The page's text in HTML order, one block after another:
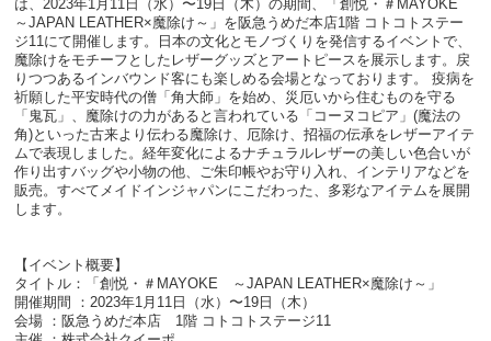
は、2023年1月11日（水）〜19日（木）の期間、「創悦・＃MAYOKE
～JAPAN LEATHER×魔除け～」を阪急うめだ本店1階 コトコトステー
ジ11にて開催します。日本の文化とモノづくりを発信するイベントで、
魔除けをモチーフとしたレザーグッズとアートピースを展示します。戻
りつつあるインバウンド客にも楽しめる会場となっております。 疫病を
祈願した平安時代の僧「角大師」を始め、災厄いから住むものを守る
「鬼瓦」、魔除けの力があると言われている「コーヌコピア」(魔法の
角)といった古来より伝わる魔除け、厄除け、招福の伝承をレザーアイテ
ムで表現しました。経年変化によるナチュラルレザーの美しい色合いが
作り出すバッグや小物の他、ご朱印帳やお守り入れ、インテリアなどを
販売。すべてメイドインジャパンにこだわった、多彩なアイテムを展開
します。
【イベント概要】
タイトル：「創悦・＃MAYOKE ～JAPAN LEATHER×魔除け～」
開催期間 ：2023年1月11日（水）〜19日（木）
会場 ：阪急うめだ本店 1階 コトコトステージ11